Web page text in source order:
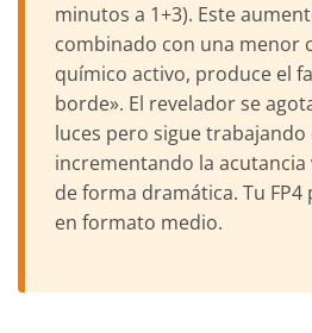
minutos a 1+3). Este
combinado con una menor
químico activo, produce el
borde». El revelador se
luces pero sigue trabajando
incrementando la acutancia
de forma dramática. Tu
en formato medio.